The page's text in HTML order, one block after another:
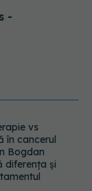
-
paciente
nu mai ajung
Bogdan
situații